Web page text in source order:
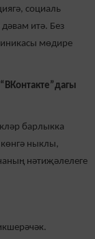
социаль
итә. Без
мөдире
барлыкка
ныклы,
нәтиҗәлелеге